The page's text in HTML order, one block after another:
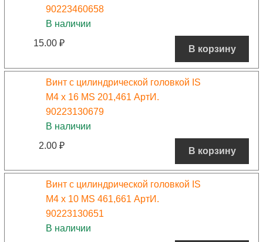
90223460658
В наличии
15.00 ₽
В корзину
Винт с цилиндрической головкой IS
М4 х 16 MS 201,461 АртИ.
90223130679
В наличии
2.00 ₽
В корзину
Винт с цилиндрической головкой IS
М4 х 10 MS 461,661 АртИ.
90223130651
В наличии